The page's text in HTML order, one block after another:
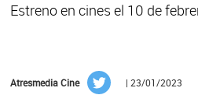
Estreno en cines el 10 de
Atresmedia Cine | 23/01/2023